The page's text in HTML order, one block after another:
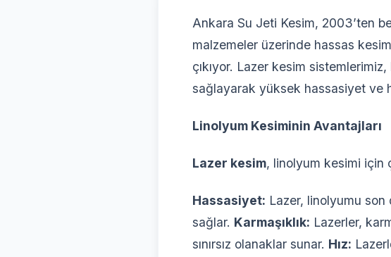
Ankara Su Jeti Kesim, 2003’ten
malzemeler üzerinde hassas
çıkıyor. Lazer kesim
sağlayarak yüksek hassasiyet ve
Linolyum Kesiminin Avantajları
Lazer kesim, linolyum kesimi için
Hassasiyet: Lazer, linolyumu
sağlar. Karmaşıklık: Lazerler,
sınırsız olanaklar sunar. Hız: